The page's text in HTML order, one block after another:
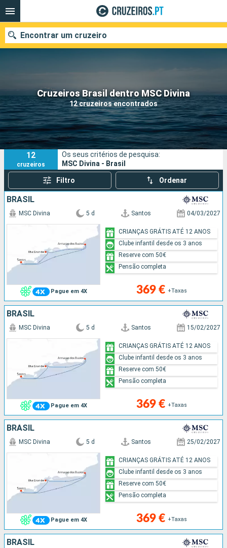
Cruzeiros Brasil dentro MSC Divina
12 cruzeiros encontrados
Encontrar um cruzeiro
Quando ir?
Data de partida
Portos Companhias
Pesquisar
12
cruzeiros
Os seus critérios de pesquisa:
MSC Divina - Brasil
Filtro Ordenar
BRASIL
Pague em 4X
MSC Divina 5 d Santos 04/03/2027
369 € +Taxas
CRIANÇAS GRÁTIS ATÉ 12 ANOS
Clube infantil desde os 3 anos
Reserve com 50€
Pensão completa
BRASIL
Pague em 4X
MSC Divina 5 d Santos 15/02/2027
369 € +Taxas
CRIANÇAS GRÁTIS ATÉ 12 ANOS
Clube infantil desde os 3 anos
Reserve com 50€
Pensão completa
BRASIL
Pague em 4X
MSC Divina 5 d Santos 25/02/2027
369 € +Taxas
CRIANÇAS GRÁTIS ATÉ 12 ANOS
Clube infantil desde os 3 anos
Reserve com 50€
Pensão completa
BRASIL